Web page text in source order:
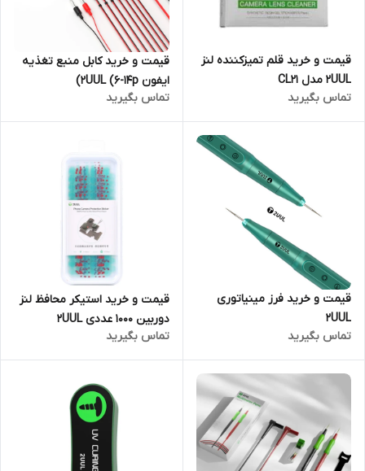
قیمت و خرید قلم تمیزکننده لنز
2UUL مدل CL21
تماس بگیرید
قیمت و خرید کابل منبع تغذیه
ایفون 2UUL (6-14p)
تماس بگیرید
قیمت و خرید فرز مینیاتوری
2UUL
تماس بگیرید
قیمت و خرید استیکر محافظ لنز
دوربین ۱۰۰۰ عددی 2UUL
تماس بگیرید